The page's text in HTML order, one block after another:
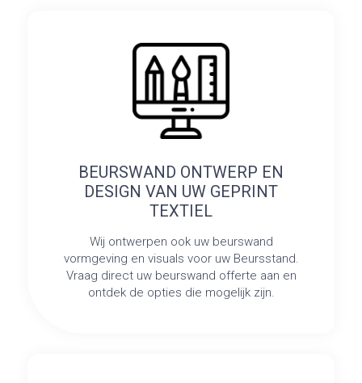
BEURSWAND ONTWERP EN
DESIGN VAN UW GEPRINT
TEXTIEL
Wij ontwerpen ook uw beurswand
vormgeving en visuals voor uw Beursstand.
Vraag direct uw beurswand offerte aan en
ontdek de opties die mogelijk zijn.